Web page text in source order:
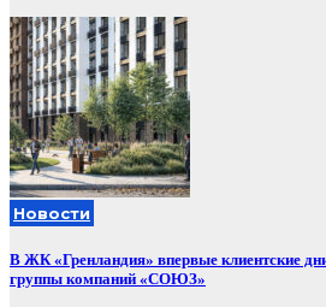
Новости
В ЖК «Гренландия» впервые клиентские
группы компаний «СОЮЗ»